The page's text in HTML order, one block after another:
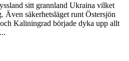
sitt grannland Ukraina vilket
Även säkerhetsläget runt Östersjön
Kaliningrad började dyka upp allt